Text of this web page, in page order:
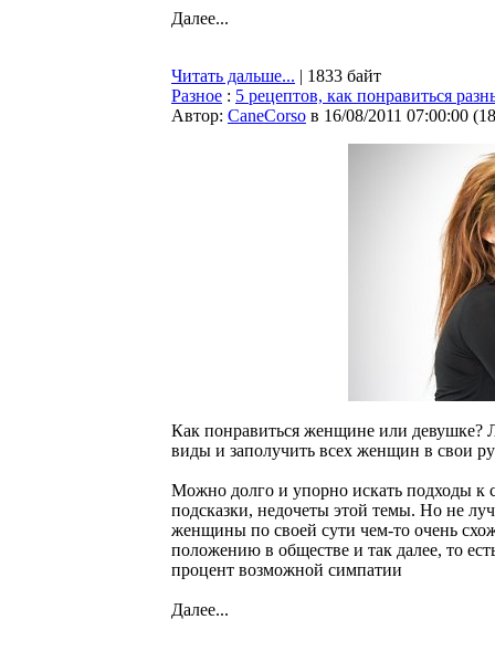
Далее...
Читать дальше... | 1833 байт
Разное : 5 рецептов, как понравиться
Автор: CaneCorso в 16/08/2011 07:00:00 (
Как понравиться женщине или девушке?
виды и заполучить всех женщин в свои
Можно долго и упорно искать подходы к
подсказки, недочеты этой темы. Но не
женщины по своей сути чем-то очень
положению в обществе и так далее, то
процент возможной симпатии
Далее...